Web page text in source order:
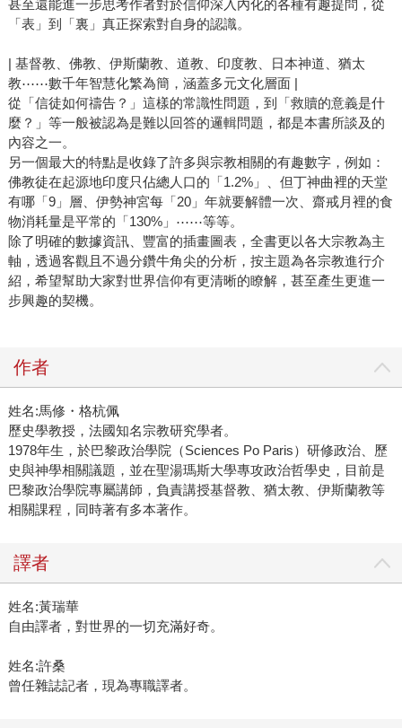
甚至還能進一步思考作者對於信仰深入內化的各種有趣提問，從
「表」到「裏」真正探索對自身的認識。
| 基督教、佛教、伊斯蘭教、道教、印度教、日本神道、猶太
教⋯⋯數千年智慧化繁為簡，涵蓋多元文化層面 |
從「信徒如何禱告？」這樣的常識性問題，到「救贖的意義是什
麼？」等一般被認為是難以回答的邏輯問題，都是本書所談及的
內容之一。
另一個最大的特點是收錄了許多與宗教相關的有趣數字，例如：
佛教徒在起源地印度只佔總人口的「1.2%」、但丁神曲裡的天堂
有哪「9」層、伊勢神宮每「20」年就要解體一次、齋戒月裡的食
物消耗量是平常的「130%」⋯⋯等等。
除了明確的數據資訊、豐富的插畫圖表，全書更以各大宗教為主
軸，透過客觀且不過分鑽牛角尖的分析，按主題為各宗教進行介
紹，希望幫助大家對世界信仰有更清晰的瞭解，甚至產生更進一
步興趣的契機。
作者
姓名:馬修・格杭佩
歷史學教授，法國知名宗教研究學者。
1978年生，於巴黎政治學院（Sciences Po Paris）研修政治、歷
史與神學相關議題，並在聖湯瑪斯大學專攻政治哲學史，目前是
巴黎政治學院專屬講師，負責講授基督教、猶太教、伊斯蘭教等
相關課程，同時著有多本著作。
譯者
姓名:黃瑞華
自由譯者，對世界的一切充滿好奇。
姓名:許桑
曾任雜誌記者，現為專職譯者。